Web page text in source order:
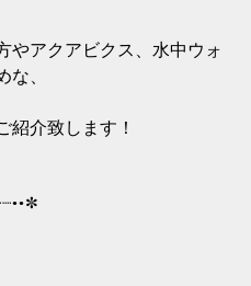
やアクアビクス、水中ウォ
、
紹介致します！